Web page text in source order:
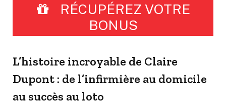
RÉCUPÉREZ VOTRE
BONUS
L’histoire incroyable de Claire
Dupont : de l’infirmière au domicile
au succès au loto